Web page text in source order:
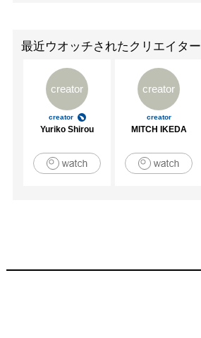
最近ウオッチされたクリエイター
creator
creator
Yuriko Shirou
creator
creator
MITCH IKEDA